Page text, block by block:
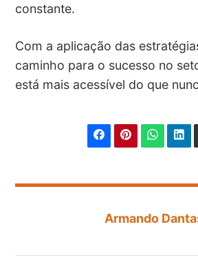
constante.
Com a aplicação das
caminho para o sucesso no
está mais acessível do que
Armando